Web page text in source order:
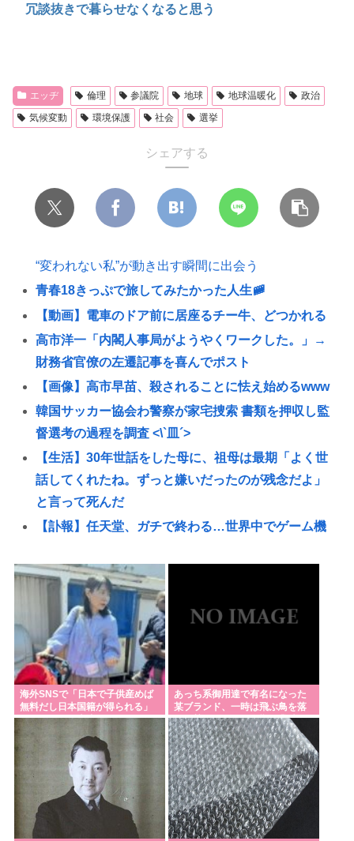
冗談抜きで暮らせなくなると思う
エッヂ 倫理 参議院 地球 地球温暖化
政治
気候変動
環境保護 社会 選挙
シェアする
“変われない私”が動き出す瞬間に出会う
青春18きっぷで旅してみたかった人生🚞
【動画】電車のドア前に居座るチー牛、どつかれる
高市洋一「内閣人事局がようやくワークした。」→
財務省官僚の左遷記事を喜んでポスト
【画像】高市早苗、殺されることに怯え始めるwww
韓国サッカー協会わ警察が家宅捜索 書類を押収し監
督選考の過程を調査 <\`皿´>
【生活】30年世話をした母に、祖母は最期「よく世
話してくれたね。ずっと嫌いだったのが残念だよ」
と言って死んだ
【訃報】任天堂、ガチで終わる…世界中でゲーム機
【高市日本】高市早苗、第二の山上にビビり散らか
し大量のSPを従え演説台にも全面防弾ガラスを設置
「パトレイバー」の最新書籍、マニアックすぎて誰
が買うのか謎
お盆、ホテル代高くね🤨
【最新版】日本の都市の都会度ランキングがこちら
www
【サッカー】板倉滉は「めっちゃモテる」 年収7億
円・お洒落・包容力…超愛される日本代表
熊本市が地震犠牲者の氏名を公表後に撤回 「遺族同
意と誤認」
刃物を持って中国大使館に侵入した自衛官、地裁で
海外SNSで「日本で子供産めば
無料だし日本国籍が得られる」
というデマが大流行してい
た…:・
あっち系御用達で有名になった
某ブランド、一時は飛ぶ鳥を落
とす勢いだったが今期の業績
は……